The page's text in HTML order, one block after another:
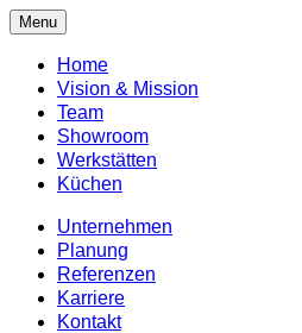
Menu
Home
Vision & Mission
Team
Showroom
Werkstätten
Küchen
Unternehmen
Planung
Referenzen
Karriere
Kontakt